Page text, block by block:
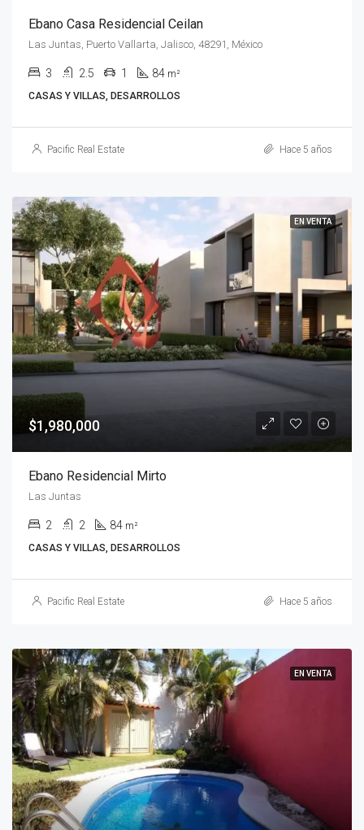
Ebano Casa Residencial Ceilan
Las Juntas, Puerto Vallarta, Jalisco, 48291, México
3 2.5 1 84 m²
CASAS Y VILLAS, DESARROLLOS
Pacific Real Estate Hace 5 años
EN VENTA
$1,980,000
Ebano Residencial Mirto
Las Juntas
2 2 84 m²
CASAS Y VILLAS, DESARROLLOS
Pacific Real Estate Hace 5 años
EN VENTA